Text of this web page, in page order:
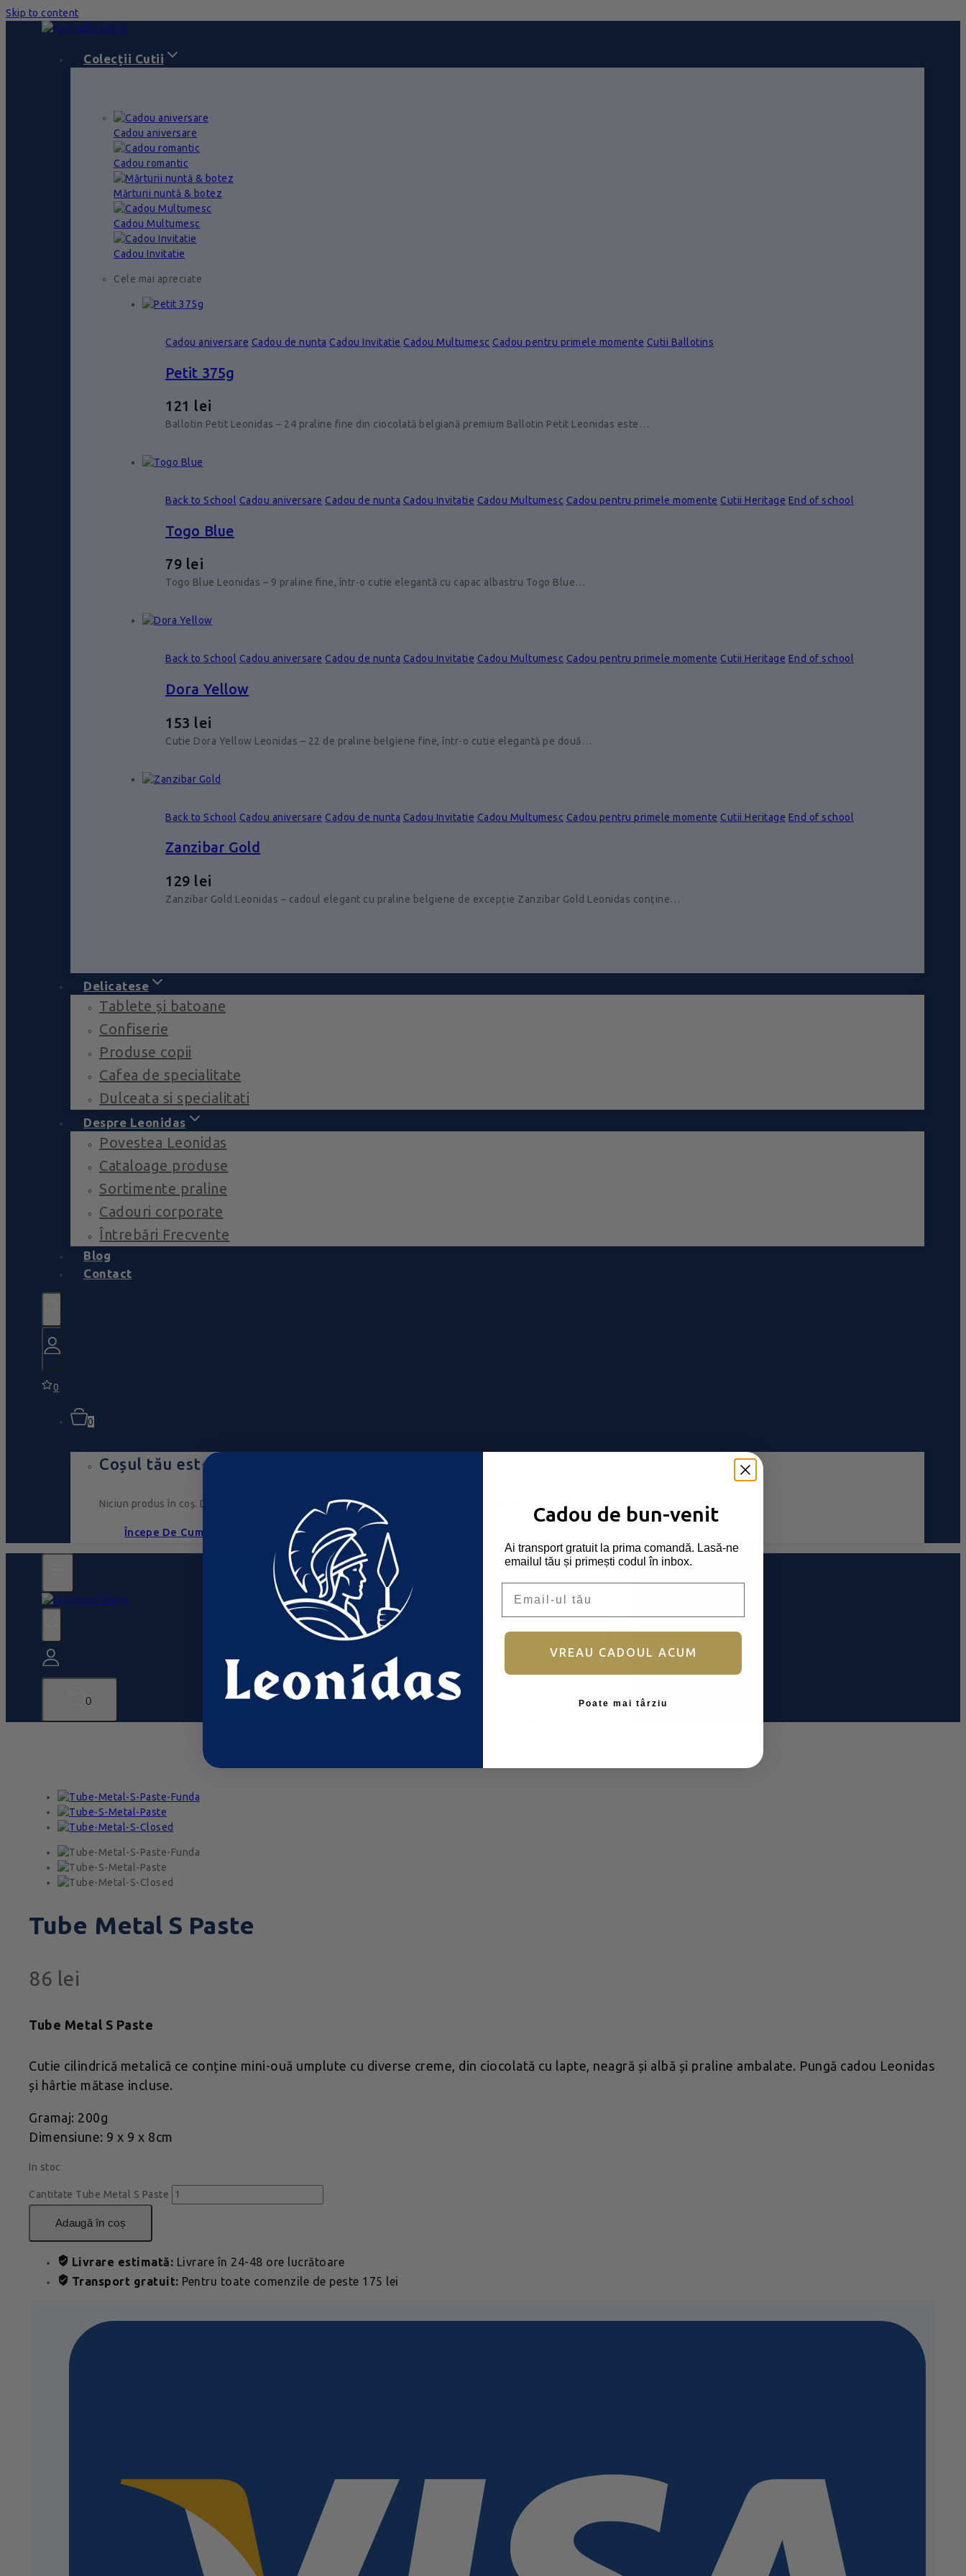
Skip to content
Colecții Cutii
Cadou aniversare
Cadou romantic
Mărturii nuntă & botez
Cadou Multumesc
Cadou Invitatie
Cele mai apreciate
Cadou aniversare Cadou de nunta Cadou Invitatie Cadou Multumesc Cadou pentru primele momente Cutii Ballotins
Petit 375g
121 lei
Ballotin Petit Leonidas – 24 praline fine din ciocolată belgiană premium Ballotin Petit Leonidas este…
Back to School Cadou aniversare Cadou de nunta Cadou Invitatie Cadou Multumesc Cadou pentru primele momente Cutii Heritage End of school
Togo Blue
79 lei
Togo Blue Leonidas – 9 praline fine, într-o cutie elegantă cu capac albastru Togo Blue…
Back to School Cadou aniversare Cadou de nunta Cadou Invitatie Cadou Multumesc Cadou pentru primele momente Cutii Heritage End of school
Dora Yellow
153 lei
Cutie Dora Yellow Leonidas – 22 de praline belgiene fine, într-o cutie elegantă pe două…
Back to School Cadou aniversare Cadou de nunta Cadou Invitatie Cadou Multumesc Cadou pentru primele momente Cutii Heritage End of school
Zanzibar Gold
129 lei
Zanzibar Gold Leonidas – cadoul elegant cu praline belgiene de excepție Zanzibar Gold Leonidas conține…
Delicatese
Tablete și batoane
Confiserie
Produse copii
Cafea de specialitate
Dulceata si specialitati
Despre Leonidas
Povestea Leonidas
Cataloage produse
Sortimente praline
Cadouri corporate
Întrebări Frecvente
Blog
Contact
0
0
Coșul tău este gol
Niciun produs în coș. Du-te, umple-l cu ceva ce-ți place!
Începe De Cumpărături Acum
0
Tube Metal S Paste
86 lei
Tube Metal S Paste
Cutie cilindrică metalică ce conține mini-ouă umplute cu diverse creme, din ciocolată cu lapte, neagră și albă și praline ambalate. Pungă cadou Leonidas
și hârtie mătase incluse.
Gramaj: 200g
Dimensiune: 9 x 9 x 8cm
In stoc
Cantitate Tube Metal S Paste
adaugă în coș
Livrare estimată: Livrare în 24-48 ore lucrătoare
Transport gratuit: Pentru toate comenzile de peste 175 lei
Nume utilizator sau email
Parolă *Obligatoriu
Ține-mă minte
Autentificare
Ai uitat parola?
Cadou de bun-venit
Ai transport gratuit la prima comandă. Lasă-ne
emailul tău și primești codul în inbox.
VREAU CADOUL ACUM
Poate mai târziu